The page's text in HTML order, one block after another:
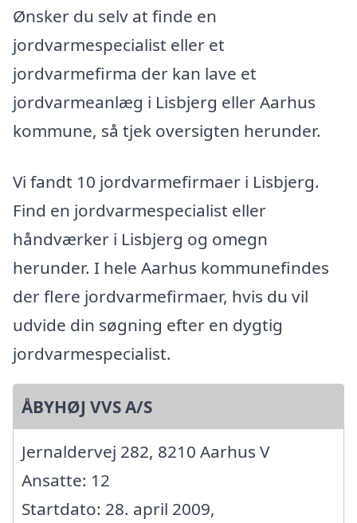
Ønsker du selv at finde en
jordvarmespecialist eller et
jordvarmefirma der kan lave et
jordvarmeanlæg i Lisbjerg eller Aarhus
kommune, så tjek oversigten herunder.
Vi fandt 10 jordvarmefirmaer i Lisbjerg.
Find en jordvarmespecialist eller
håndværker i Lisbjerg og omegn
herunder. I hele Aarhus kommunefindes
der flere jordvarmefirmaer, hvis du vil
udvide din søgning efter en dygtig
jordvarmespecialist.
ÅBYHØJ VVS A/S
Jernaldervej 282, 8210 Aarhus V
Ansatte: 12
Startdato: 28. april 2009,